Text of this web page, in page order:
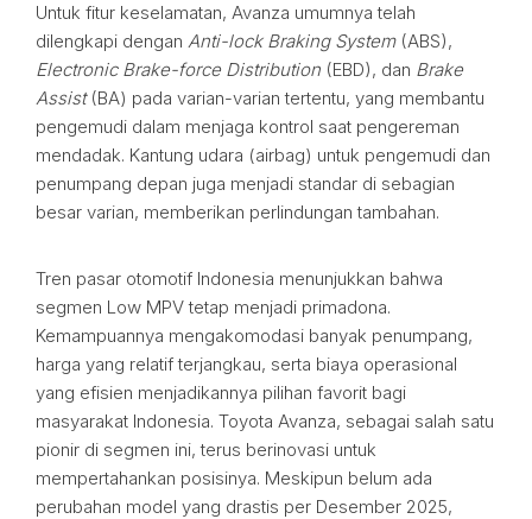
Untuk fitur keselamatan, Avanza umumnya telah
dilengkapi dengan Anti-lock Braking System(ABS),
Electronic Brake-force Distribution (EBD), dan Brake
Assist(BA) pada varian-varian tertentu, yang membantu
pengemudi dalam menjaga kontrol saat pengereman
mendadak. Kantung udara (airbag) untuk pengemudi dan
penumpang depan juga menjadi standar di sebagian
besar varian, memberikan perlindungan tambahan.
Tren pasar otomotif Indonesia menunjukkan bahwa
segmen Low MPV tetap menjadi primadona.
Kemampuannya mengakomodasi banyak penumpang,
harga yang relatif terjangkau, serta biaya operasional
yang efisien menjadikannya pilihan favorit bagi
masyarakat Indonesia. Toyota Avanza, sebagai salah satu
pionir di segmen ini, terus berinovasi untuk
mempertahankan posisinya. Meskipun belum ada
perubahan model yang drastis per Desember 2025,